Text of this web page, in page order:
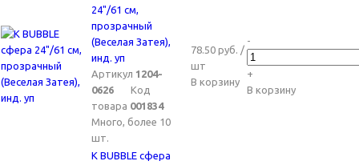
24"/61 см,
прозрачный
(Веселая Затея),
инд. уп
Артикул 1204-
0626 Код
товара 001834
Много, более 10
шт.
78.50 руб. /
шт
В корзину
-
+
В корзину
K BUBBLE сфера